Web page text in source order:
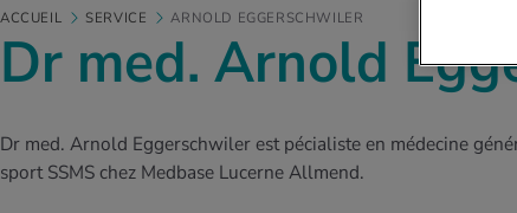
ACCUEIL SERVICE ARNOLD EGGERSCHWILER
Dr med. Arnold
Dr med. Arnold Eggerschwiler est pécialiste en médecine
sport SSMS chez Medbase Lucerne Allmend.